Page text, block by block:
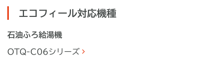
エコフィール対応機種
石油ふろ給湯機
OTQ-C06シリーズ